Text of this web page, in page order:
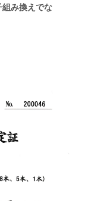
組み換えでな